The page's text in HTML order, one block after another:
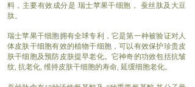
料，主要有效成分是 瑞士苹果干细胞， 蚕丝肽及大豆
肽。
瑞士苹果干细胞拥有全球专利，它是第一种被验证对人
体皮肤干细胞有效的植物干细胞，可以有效保护珍贵皮
肤干细胞及预防皮肤提早老化。它神奇的功效包括抗皱
纹, 抗老化, 维持皮肤干细胞的寿命, 延缓细胞老化。